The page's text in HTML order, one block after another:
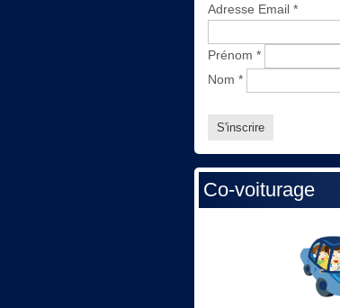
Adresse Email *
Prénom *
Nom *
Co-voiturage